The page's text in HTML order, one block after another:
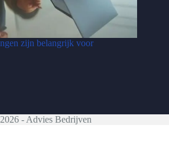
zijn belangrijk voor
- Advies Bedrijven